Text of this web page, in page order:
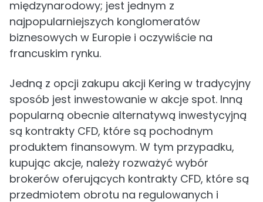
międzynarodowy; jest jednym z
najpopularniejszych konglomeratów
biznesowych w Europie i oczywiście na
francuskim rynku.
Jedną z opcji zakupu akcji Kering w tradycyjny
sposób jest inwestowanie w akcje spot. Inną
popularną obecnie alternatywą inwestycyjną
są kontrakty CFD, które są pochodnym
produktem finansowym. W tym przypadku,
kupując akcje, należy rozważyć wybór
brokerów oferujących kontrakty CFD, które są
przedmiotem obrotu na regulowanych i